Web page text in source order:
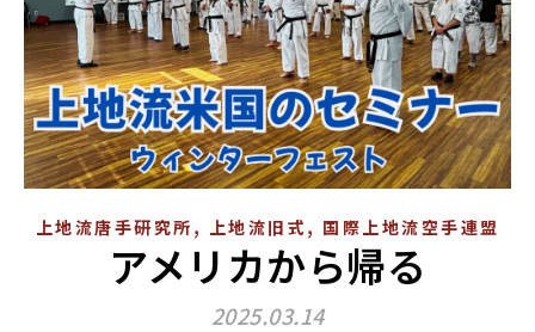
上地流唐手研究所 , 上地流旧式, 国際上地流空手連盟
アメリカから帰る
2025.03.14